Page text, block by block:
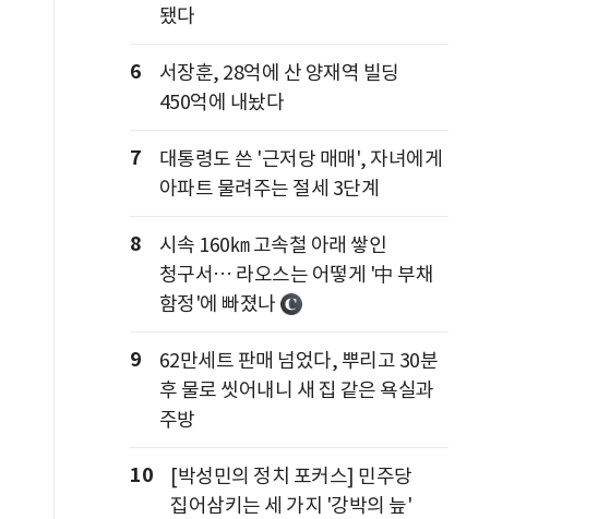
됐다
6
서장훈, 28억에 산 양재역 빌딩
450억에 내놨다
7
대통령도 쓴 '근저당 매매', 자녀에게
아파트 물려주는 절세 3단계
8
시속 160㎞ 고속철 아래 쌓인
청구서… 라오스는 어떻게 '中 부채
함정'에 빠졌나
9
62만세트 판매 넘었다, 뿌리고 30분
후 물로 씻어내니 새 집 같은 욕실과
주방
10
[박성민의 정치 포커스] 민주당
집어삼키는 세 가지 '강박의 늪'